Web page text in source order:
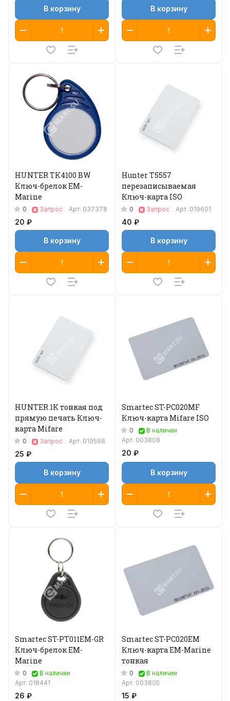
В корзину В корзину
HUNTER TK4100 BW
Ключ-брелок EM-
Marine
0 Запрос Арт. 037378
20 ₽
В корзину
Hunter T5557
перезаписываемая
Ключ-карта ISO
0 Запрос Арт. 019601
40 ₽
В корзину
HUNTER 1K тонкая под
прямую печать Ключ-
карта Mifare
0 Запрос Арт. 019598
25 ₽
В корзину
Smartec ST-PC020MF
Ключ-карта Mifare ISO
0
В наличии
Арт. 003808
20 ₽
В корзину
Smartec ST-PT011EM-GR
Ключ-брелок EM-
Marine
0
В наличии
Арт. 018441
26 ₽
Smartec ST-PC020EM
Ключ-карта EM-Marine
тонкая
0
В наличии
Арт. 003805
15 ₽